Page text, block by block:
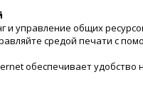
управление общих
средой печати с
обеспечивает удобство